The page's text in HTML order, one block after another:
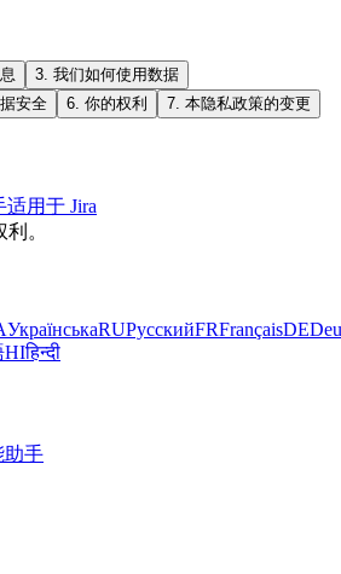
3. 我们如何使用数据
安全 6. 你的权利
7. 本隐私政策的变更
适用于 Jira
。
УкраїнськаRUРусскийFRFrançaisDE
HIहिन्दी
助手